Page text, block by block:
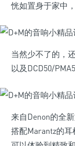
恍如置身于家中
当然少不了的，
以及DCD50/
来自Denon的全
搭配Marantz的